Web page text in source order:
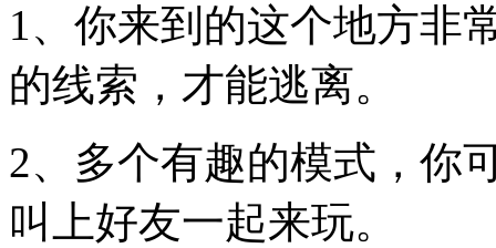
1、你来到的这个地方非
的线索，才能逃离。
2、多个有趣的模式，你
叫上好友一起来玩。